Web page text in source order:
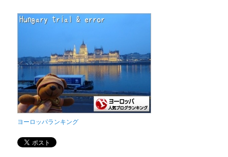
ヨーロッパランキング